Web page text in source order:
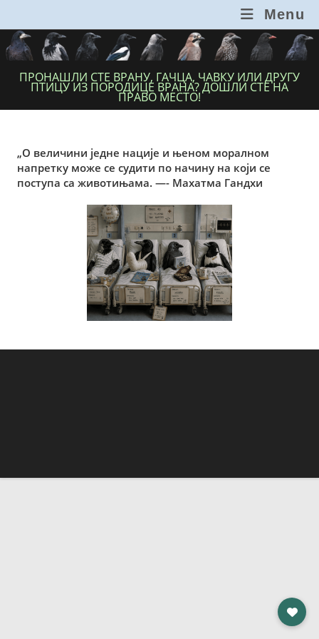
content
Menu
ПРОНАШЛИ СТЕ ВРАНУ, ГАЧЦА, ЧАВКУ ИЛИ ДРУГУ
ПТИЦУ ИЗ ПОРОДИЦЕ ВРАНА? ДОШЛИ СТЕ НА
ПРАВО МЕСТО!
„О величини једне нације и њеном моралном
напретку може се судити по начину на који се
поступа са животињама. —- Махатма Гандхи